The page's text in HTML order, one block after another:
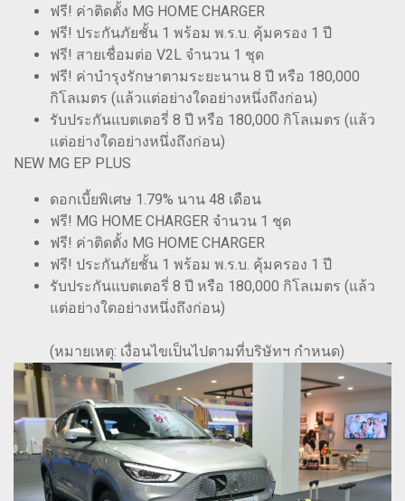
ฟรี! ค่าติดตั้ง MG HOME CHARGER
ฟรี! ประกันภัยชั้น 1 พร้อม พ.ร.บ. คุ้มครอง 1 ปี
ฟรี! สายเชื่อมต่อ V2L จำนวน 1 ชุด
ฟรี! ค่าบำรุงรักษาตามระยะนาน 8 ปี หรือ 180,000
กิโลเมตร (แล้วแต่อย่างใดอย่างหนึ่งถึงก่อน)
รับประกันแบตเตอรี่ 8 ปี หรือ 180,000 กิโลเมตร (แล้ว
แต่อย่างใดอย่างหนึ่งถึงก่อน)
NEW MG EP PLUS
ดอกเบี้ยพิเศษ 1.79% นาน 48 เดือน
ฟรี! MG HOME CHARGER จำนวน 1 ชุด
ฟรี! ค่าติดตั้ง MG HOME CHARGER
ฟรี! ประกันภัยชั้น 1 พร้อม พ.ร.บ. คุ้มครอง 1 ปี
รับประกันแบตเตอรี่ 8 ปี หรือ 180,000 กิโลเมตร (แล้ว
แต่อย่างใดอย่างหนึ่งถึงก่อน)
(หมายเหตุ: เงื่อนไขเป็นไปตามที่บริษัทฯ กำหนด)